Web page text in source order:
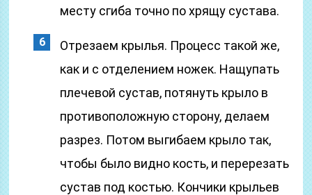
месту сгиба точно по хрящу сустава.
Отрезаем крылья. Процесс такой же,
как и с отделением ножек. Нащупать
плечевой сустав, потянуть крыло в
противоположную сторону, делаем
разрез. Потом выгибаем крыло так,
чтобы было видно кость, и перерезать
сустав под костью. Кончики крыльев